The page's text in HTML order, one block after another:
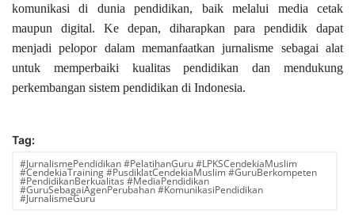
komunikasi di dunia pendidikan, baik melalui media cetak
maupun digital. Ke depan, diharapkan para pendidik dapat
menjadi pelopor dalam memanfaatkan jurnalisme sebagai alat
untuk memperbaiki kualitas pendidikan dan mendukung
perkembangan sistem pendidikan di Indonesia.
Tag:
#JurnalismePendidikan #PelatihanGuru #LPKSCendekiaMuslim
#CendekiaTraining #PusdiklatCendekiaMuslim #GuruBerkompeten
#PendidikanBerkualitas #MediaPendidikan
#GuruSebagaiAgenPerubahan #KomunikasiPendidikan
#JurnalismeGuru